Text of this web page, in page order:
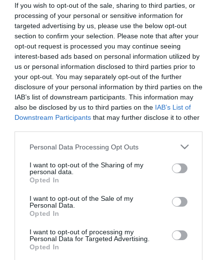
If you wish to opt-out of the sale, sharing to third parties, or
processing of your personal or sensitive information for
targeted advertising by us, please use the below opt-out
section to confirm your selection. Please note that after your
opt-out request is processed you may continue seeing
interest-based ads based on personal information utilized by
us or personal information disclosed to third parties prior to
your opt-out. You may separately opt-out of the further
disclosure of your personal information by third parties on the
IAB’s list of downstream participants. This information may
also be disclosed by us to third parties on the IAB’s List of
Downstream Participants that may further disclose it to other
Please note that this website/app uses one or more Google
not limited to your visit or usage behaviour. You may click to
grant or deny consent to Google and its third-party tags to
use your data for below specified purposes in below Google
consent section.
Personal Data Processing Opt Outs
I want to opt-out of the Sharing of my
personal data.
Opted In
I want to opt-out of the Sale of my
Personal Data.
Opted In
I want to opt-out of processing my
Personal Data for Targeted Advertising.
Opted In
network nézeteit tükrözik. A szerkesztőség mindössze a hírek
publikációjával foglalkozik, a kommenteket nem tudja befolyásolni
- azok az olvasók személyes véleményét tartalmazzák.
Kérjük, kulturáltan, mások személyiségi jogainak és jó hírnevének
tiszteletben tartásával kommenteljenek!
ma.hu legfrissebb hírei:
Nagy erőkkel keresik a szomjazó gólyát megmentő
Magyar Péter: átfogó energiafejlesztési tervet fogadott el a
Kenyában bezzeg minden zöldebb
bukkant elő a Dunából
A Tisza-frakció kezdeményezte, hogy jövő kedden legyen
Szomjazó gólyának adott inni egy férfi Tiszakécskénél -
megható pillanatot rögzített a kamera